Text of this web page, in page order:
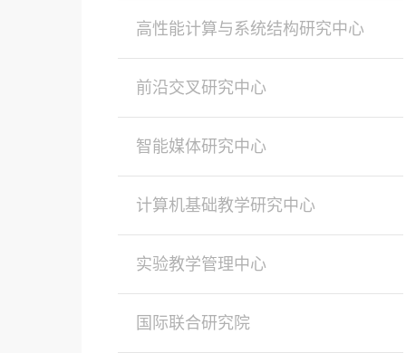
高性能计算与系统结构研究中心
前沿交叉研究中心
智能媒体研究中心
计算机基础教学研究中心
实验教学管理中心
国际联合研究院